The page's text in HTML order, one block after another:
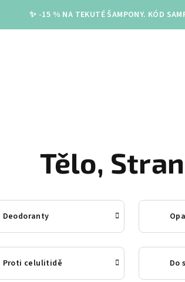
✨ -15 % NA TEKUTÉ ŠAMPONY. KÓD
Tělo,
Deodoranty
Proti celulitidě Do